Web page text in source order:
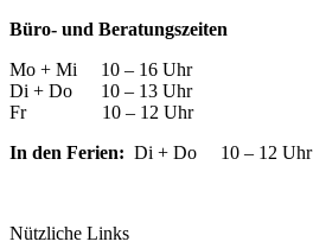
Büro- und Beratungszeiten
Mo + Mi 10 – 16 Uhr
Di + Do 10 – 13 Uhr
Fr 10 – 12 Uhr
In den Ferien: Di + Do 10 – 12 Uhr
Nützliche Links